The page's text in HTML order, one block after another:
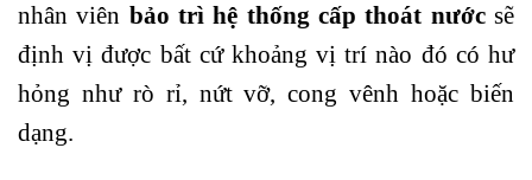
nhân viên bảo trì hệ thống cấp thoát nướcsẽ
định vị được bất cứ khoảng vị trí nào đó có hư
hỏng như rò rỉ, nứt vỡ, cong vênh hoặc biến
dạng.